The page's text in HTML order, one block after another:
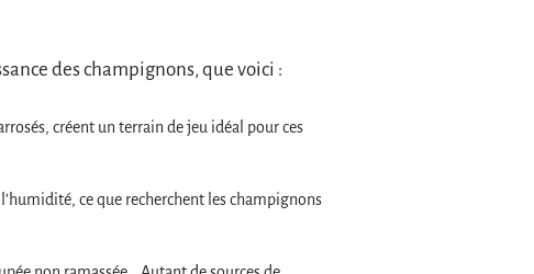
des champignons, que voici :
créent un terrain de jeu idéal pour ces
ce que recherchent les champignons